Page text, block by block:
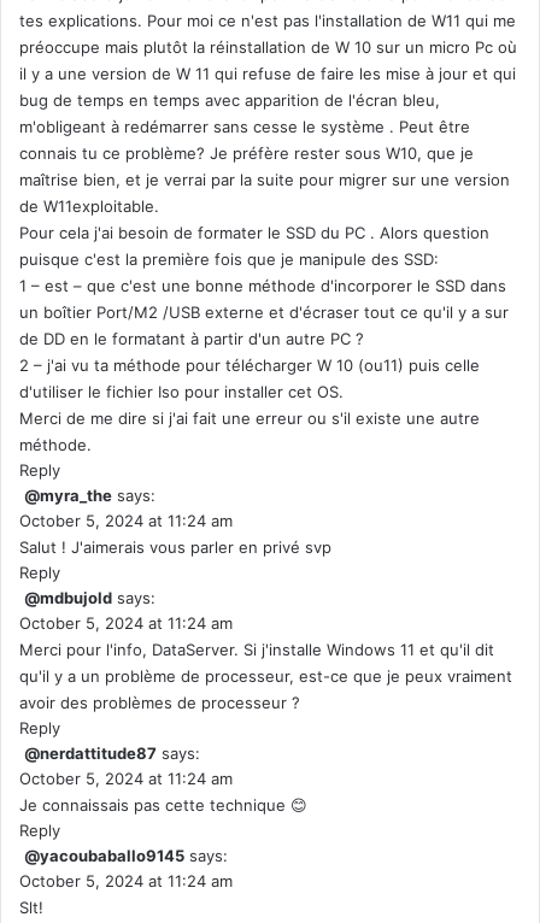
tes explications. Pour moi ce n'est pas l'installation de W11 qui me
préoccupe mais plutôt la réinstallation de W 10 sur un micro Pc où
il y a une version de W 11 qui refuse de faire les mise à jour et qui
bug de temps en temps avec apparition de l'écran bleu,
m'obligeant à redémarrer sans cesse le système . Peut être
connais tu ce problème? Je préfère rester sous W10, que je
maîtrise bien, et je verrai par la suite pour migrer sur une version
de W11exploitable.
Pour cela j'ai besoin de formater le SSD du PC . Alors question
puisque c'est la première fois que je manipule des SSD:
1 – est – que c'est une bonne méthode d'incorporer le SSD dans
un boîtier Port/M2 /USB externe et d'écraser tout ce qu'il y a sur
de DD en le formatant à partir d'un autre PC ?
2 – j'ai vu ta méthode pour télécharger W 10 (ou11) puis celle
d'utiliser le fichier Iso pour installer cet OS.
Merci de me dire si j'ai fait une erreur ou s'il existe une autre
méthode.
Reply
@myra_the says:
October 5, 2024 at 11:24 am
Salut ! J'aimerais vous parler en privé svp
Reply
@mdbujold says:
October 5, 2024 at 11:24 am
Merci pour l'info, DataServer. Si j'installe Windows 11 et qu'il dit
qu'il y a un problème de processeur, est-ce que je peux vraiment
avoir des problèmes de processeur ?
Reply
@nerdattitude87 says:
October 5, 2024 at 11:24 am
Je connaissais pas cette technique 😊
Reply
@yacoubaballo9145 says:
October 5, 2024 at 11:24 am
Slt!